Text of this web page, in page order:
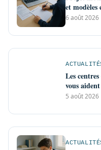
et modèles
6 août 2026
Les
vous
5 août 2026